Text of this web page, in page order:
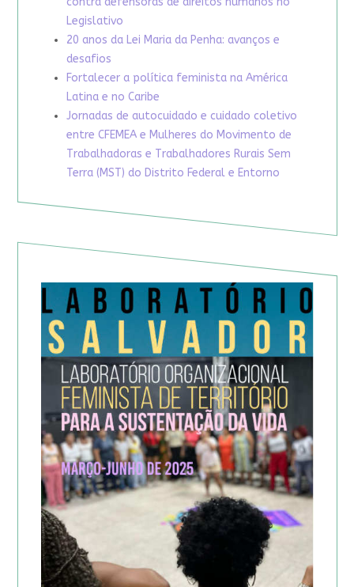
Legislativo
20 anos da Lei Maria da Penha: avanços e
desafios
Fortalecer a política feminista na América
Latina e no Caribe
Jornadas de autocuidado e cuidado coletivo
entre CFEMEA e Mulheres do Movimento de
Trabalhadoras e Trabalhadores Rurais Sem
Terra (MST) do Distrito Federal e Entorno